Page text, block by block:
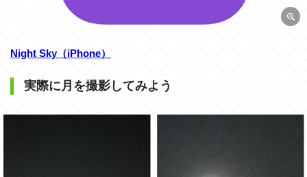
Night Sky（iPhone）
実際に月を撮影してみよう